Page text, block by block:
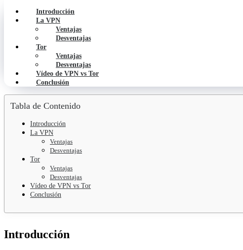
Introducción
La VPN
Ventajas
Desventajas
Tor
Ventajas
Desventajas
Vídeo de VPN vs Tor
Conclusión
Tabla de Contenido
Introducción
La VPN
Ventajas
Desventajas
Tor
Ventajas
Desventajas
Vídeo de VPN vs Tor
Conclusión
Introducción